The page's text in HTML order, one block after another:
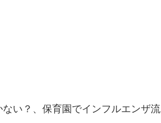
い？、保育園でインフルエンザ流